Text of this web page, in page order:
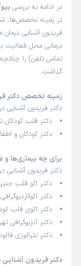
دکترآشنایی
میکنند ما
کردند مراحل
نشیم تشکر از
رسالتشون
افسانه
زمان انتظار: 15-45 دقیقه
پزشک خوب با
مردم درست و
هلنا
در ادامه به بررسی
در زمینه تخصص‌ها،
فریدون آشنایی
درمانی محل فعالیت
تماس تلفن) را
گذاشت.
زمینه تخصص دکتر
دکتر فریدون آشنایی در 2 تخصص و در 1 شهر فعالیت دارند:
دکتر قلب کودکان
دکتر کودکان و
برای چه بیماری‌ها و
دکتر فریدون آشنایی
دکتر اکو قلب
دکتر
دکتر اکوی قلب
دکتر آنژیوگرافی
دکتر تترالوژی
دکتر فریدون آشنایی